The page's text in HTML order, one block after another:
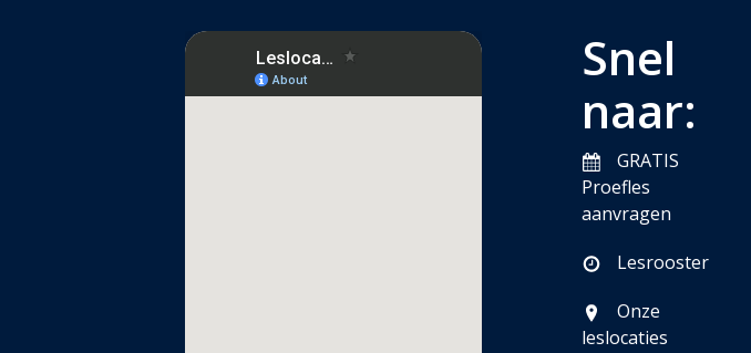
Snel
naar:
GRATIS
Proefles
aanvragen
Lesrooster
Onze
leslocaties